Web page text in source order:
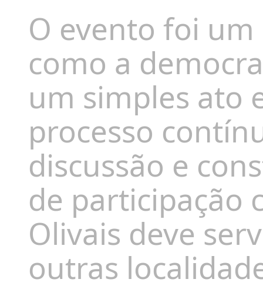
O evento foi
como a
um simples ato
processo
discussão e
de participação
Olivais deve
outras